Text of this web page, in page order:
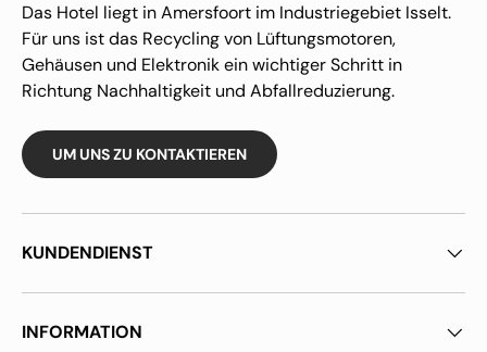
Das Hotel liegt in Amersfoort im Industriegebiet Isselt.
Für uns ist das Recycling von Lüftungsmotoren,
Gehäusen und Elektronik ein wichtiger Schritt in
Richtung Nachhaltigkeit und Abfallreduzierung.
UM UNS ZU KONTAKTIEREN
KUNDENDIENST
INFORMATION